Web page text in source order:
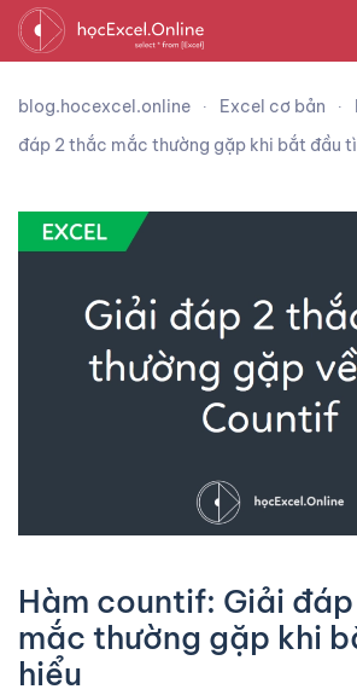
blog.hocexcel.online Excel cơ bản
đáp 2 thắc mắc thường gặp khi bắt đầu
Hàm countif: Giải
mắc thường gặp khi
hiểu